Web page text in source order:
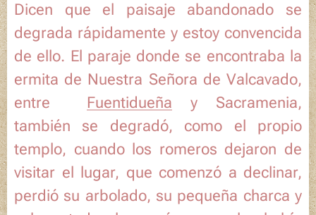
Dicen que el paisaje abandonado se
degrada rápidamente y estoy convencida
de ello. El paraje donde se encontraba la
ermita de Nuestra Señora de Valcavado,
entre Fuentidueña y Sacramenia,
también se degradó, como el propio
templo, cuando los romeros dejaron de
visitar el lugar, que comenzó a declinar,
perdió su arbolado, su pequeña charca y